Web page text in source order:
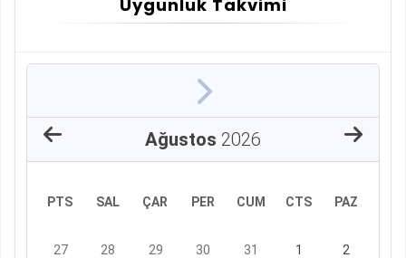
Uygunluk Takvimi
Ağustos 2026
PTS SAL ÇAR PER CUM CTS PAZ
27 28 29 30 31 1 2